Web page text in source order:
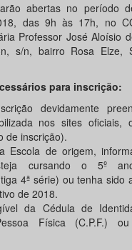
abertas no período
das 9h às 17h, no
Professor José Aloísio
s/n, bairro Rosa Elze,
para inscrição:
devidamente
nos sites oficiais,
de inscrição).
Escola de origem,
cursando o 5º
4ª série) ou tenha sido
de 2018.
da Cédula de
Física (C.P.F.)